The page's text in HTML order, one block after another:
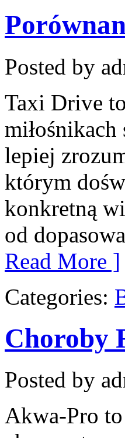
Posted by
Taxi Drive
lepiej
którym
konkretną
od
Read More ]
Categories:
Choroby
Posted by
Akwa-Pro